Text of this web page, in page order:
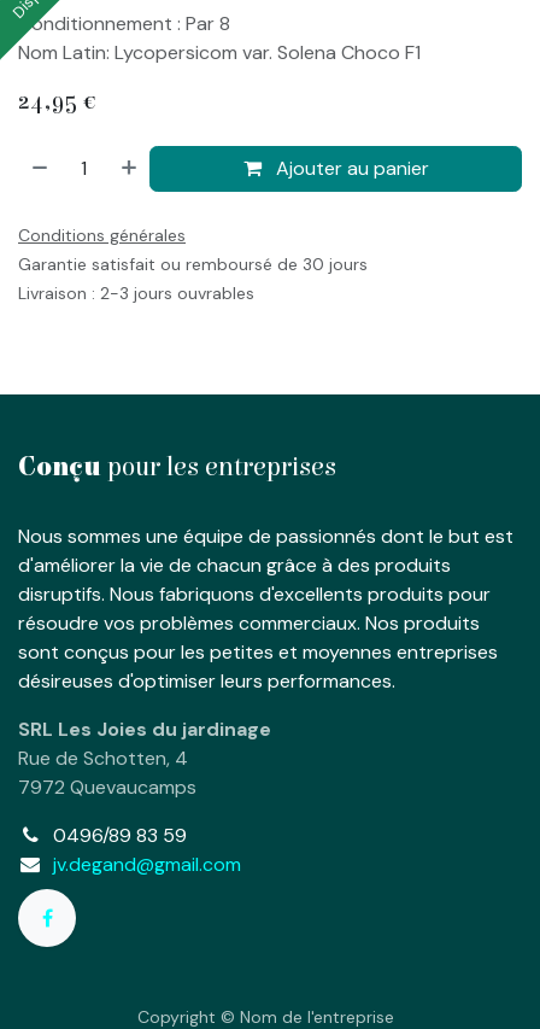
Conditionnement : Par 8
Nom Latin: Lycopersicom var. Solena Choco F1
24,95 €
Ajouter au panier
Conditions générales
Garantie satisfait ou remboursé de 30 jours
Livraison : 2-3 jours ouvrables
Conçu pour les entreprises
Nous sommes une équipe de passionnés dont le but est
d'améliorer la vie de chacun grâce à des produits
disruptifs. Nous fabriquons d'excellents produits pour
résoudre vos problèmes commerciaux. Nos produits
sont conçus pour les petites et moyennes entreprises
désireuses d'optimiser leurs performances.
SRL Les Joies du jardinage
Rue de Schotten, 4
7972 Quevaucamps
0496/89 83 59
jv.degand@gmail.com
Copyright © Nom de l'entreprise